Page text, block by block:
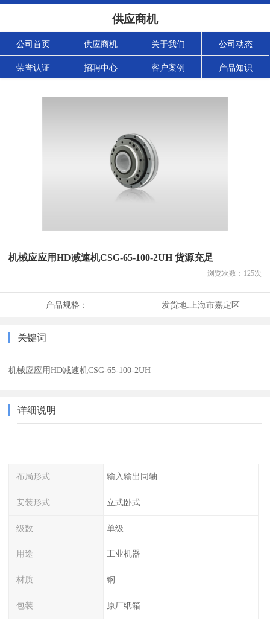
供应商机
公司首页 供应商机 关于我们 公司动态
荣誉认证 招聘中心 客户案例 产品知识
机械应应用HD减速机CSG-65-100-2UH 货源充足
浏览次数： 125次
产品规格： 发货地: 上海市嘉定区
关键词
机械应应用HD减速机CSG-65-100-2UH
详细说明
布局形式 输入输出同轴
安装形式 立式卧式
级数 单级
用途 工业机器
材质 钢
包装 原厂纸箱